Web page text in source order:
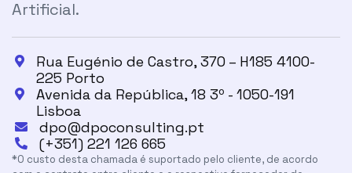
Artificial.

Rua Eugénio de Castro, 370 – H185 4100-
225 Porto

Avenida da República, 18 3º - 1050-191
Lisboa
 dpo@dpoconsulting.pt
 (+351) 221 126 665
*O custo desta chamada é suportado pelo cliente, de acordo